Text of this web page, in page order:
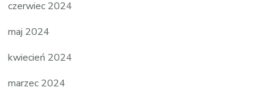
czerwiec 2024
maj 2024
kwiecień 2024
marzec 2024